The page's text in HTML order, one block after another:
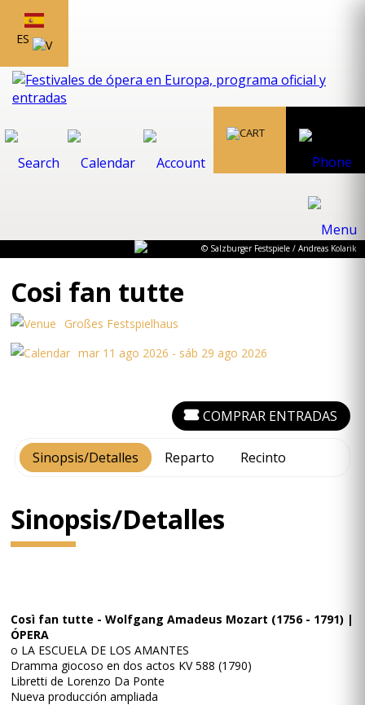
ES
© Salzburger Festspiele / Andreas Kolarik
Cosi fan tutte
Großes Festspielhaus
mar 11 ago 2026 - sáb 29 ago 2026
Sinopsis/Detalles Reparto Recinto
COMPRAR ENTRADAS
Sinopsis/Detalles
Così fan tutte - Wolfgang Amadeus Mozart (1756 - 1791) |
ÓPERA
o LA ESCUELA DE LOS AMANTES
Dramma giocoso en dos actos KV 588 (1790)
Libretti de Lorenzo Da Ponte
Nueva producción ampliada